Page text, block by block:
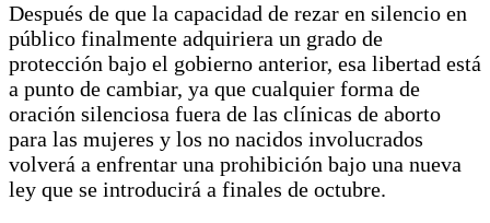
Después de que la capacidad de rezar en silencio en
público finalmente adquiriera un grado de
protección bajo el gobierno anterior, esa libertad está
a punto de cambiar, ya que cualquier forma de
oración silenciosa fuera de las clínicas de aborto
para las mujeres y los no nacidos involucrados
volverá a enfrentar una prohibición bajo una nueva
ley que se introducirá a finales de octubre.